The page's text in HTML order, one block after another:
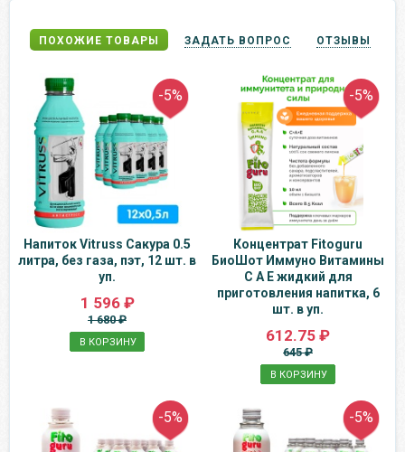
ПОХОЖИЕ ТОВАРЫ ЗАДАТЬ ВОПРОС ОТЗЫВЫ
-5%
Напиток Vitruss Сакура 0.5
литра, без газа, пэт, 12 шт. в
уп.
1 596 ₽
1 680 ₽
В КОРЗИНУ
-5%
Концентрат Fitoguru
БиоШот Иммуно Витамины
С А Е жидкий для
приготовления напитка, 6
шт. в уп.
612.75 ₽
645 ₽
В КОРЗИНУ
-5% -5%